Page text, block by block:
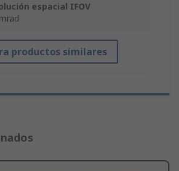
espacial IFOV
productos similares